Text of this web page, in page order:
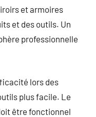
et armoires
et des outils. Un
professionnelle
lors des
plus facile. Le
être fonctionnel